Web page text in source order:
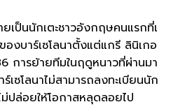
ป็นนักเตะชาวอังกฤษคนแรกที่เ
งบาร์เซโลนาตั้งแต่แกรี ลินิเกอ
การย้ายทีมในฤดูหนาวที่ผ่านมา
ร์เซโลนาไม่สามารถลงทะเบียนนัก
ม่ปล่อยให้โอกาสหลุดลอยไป